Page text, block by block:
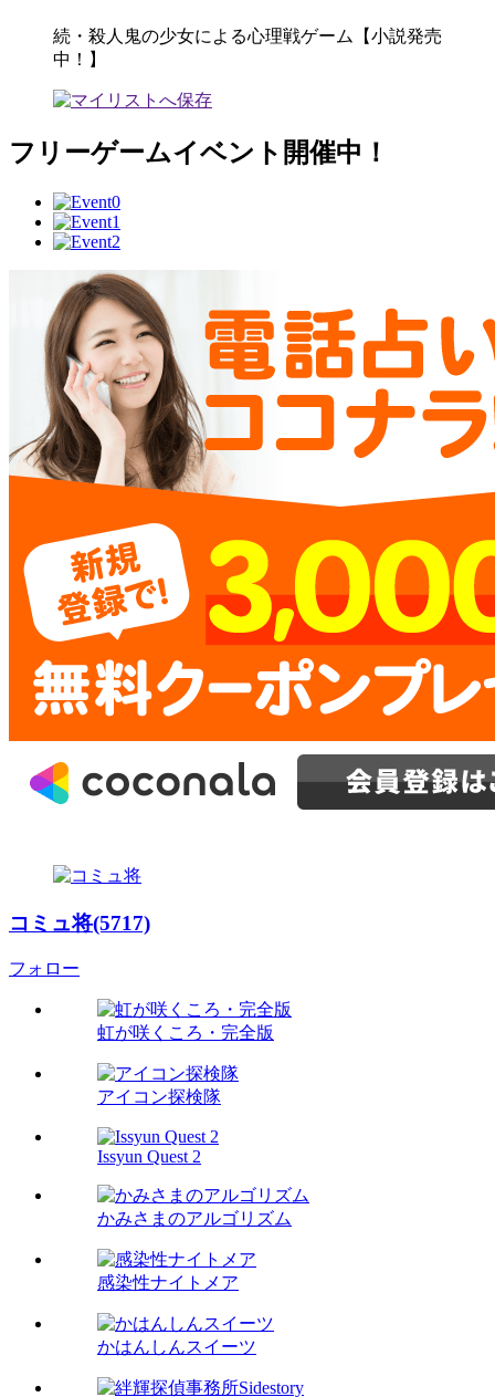
続・殺人鬼の少女による心理戦ゲーム【小説発売
中！】
フリーゲームイベント開催中！
コミュ将(5717)
フォロー
虹が咲くころ・完全版
アイコン探検隊
Issyun Quest 2
かみさまのアルゴリズム
感染性ナイトメア
かはんしんスイーツ